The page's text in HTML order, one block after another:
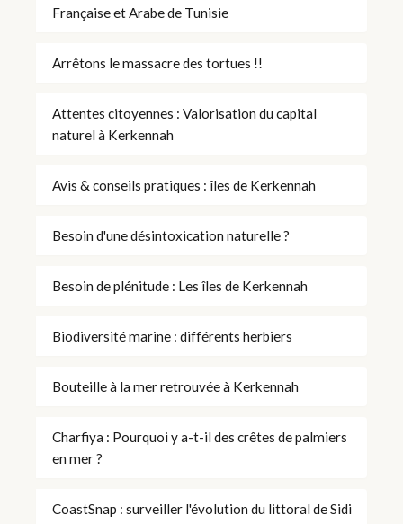
Française et Arabe de Tunisie
Arrêtons le massacre des tortues !!
Attentes citoyennes : Valorisation du capital
naturel à Kerkennah
Avis & conseils pratiques : îles de Kerkennah
Besoin d'une désintoxication naturelle ?
Besoin de plénitude : Les îles de Kerkennah
Biodiversité marine : différents herbiers
Bouteille à la mer retrouvée à Kerkennah
Charfiya : Pourquoi y a-t-il des crêtes de palmiers
en mer ?
CoastSnap : surveiller l'évolution du littoral de Sidi